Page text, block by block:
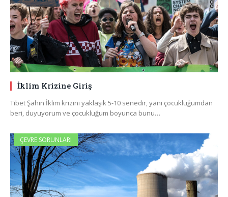
İklim Krizine Giriş
Tibet Şahin İklim krizini yaklaşık 5-10 senedir, yani çocukluğumdan
beri, duyuyorum ve çocukluğum boyunca bunu…
ÇEVRE SORUNLARI